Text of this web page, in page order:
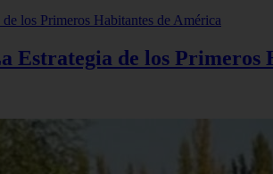
Estrategia de los Primeros